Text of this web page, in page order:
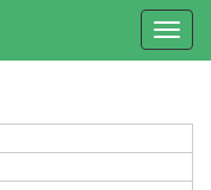
Toggle